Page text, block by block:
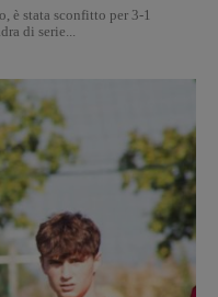
è stata sconfitto per 3-1
di serie...